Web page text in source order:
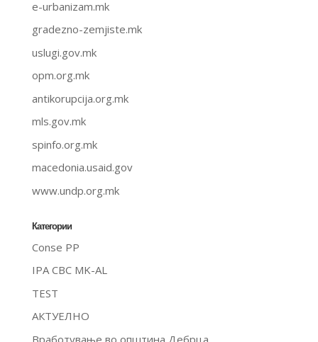
e-urbanizam.mk
gradezno-zemjiste.mk
uslugi.gov.mk
opm.org.mk
antikorupcija.org.mk
mls.gov.mk
spinfo.org.mk
macedonia.usaid.gov
www.undp.org.mk
Категории
Conse PP
IPA CBC MK-AL
TEST
АКТУЕЛНО
Вработување во општина Дебрца